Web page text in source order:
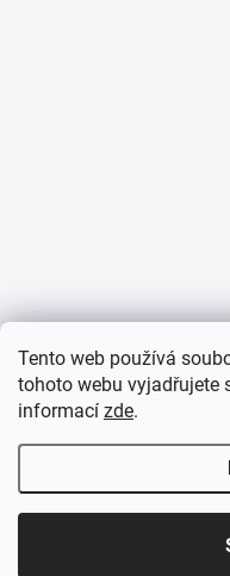
Tento web používá
tohoto webu vyjadřujete
informací zde.
Otevírací doba 7:30 -